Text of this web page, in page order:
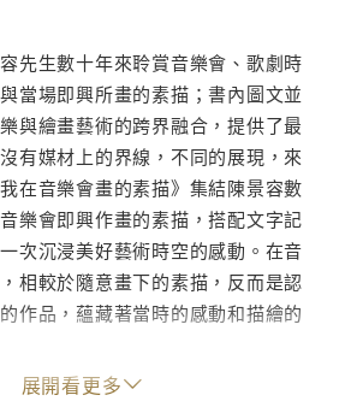
先生數十年來聆賞音樂會、歌劇時
當場即興所畫的素描；書內圖文並
與繪畫藝術的跨界融合，提供了最
有媒材上的界線，不同的展現，來
在音樂會畫的素描》集結陳景容數
樂會即興作畫的素描，搭配文字記
次沉浸美好藝術時空的感動。在音
相較於隨意畫下的素描，反而是認
作品，蘊藏著當時的感動和描繪的
展開看更多